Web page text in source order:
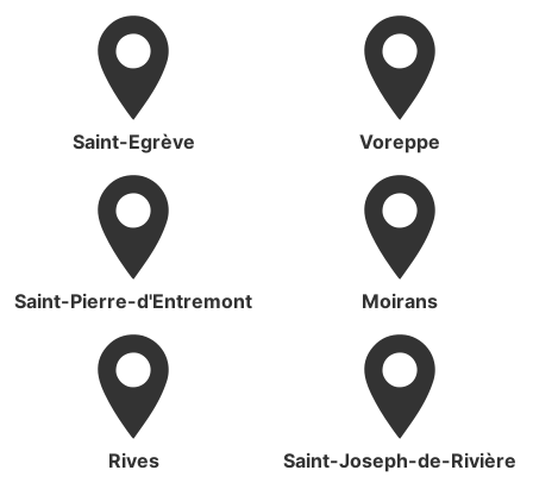
Saint-Egrève Voreppe
Saint-Pierre-d'Entremont Moirans
Rives Saint-Joseph-de-Rivière